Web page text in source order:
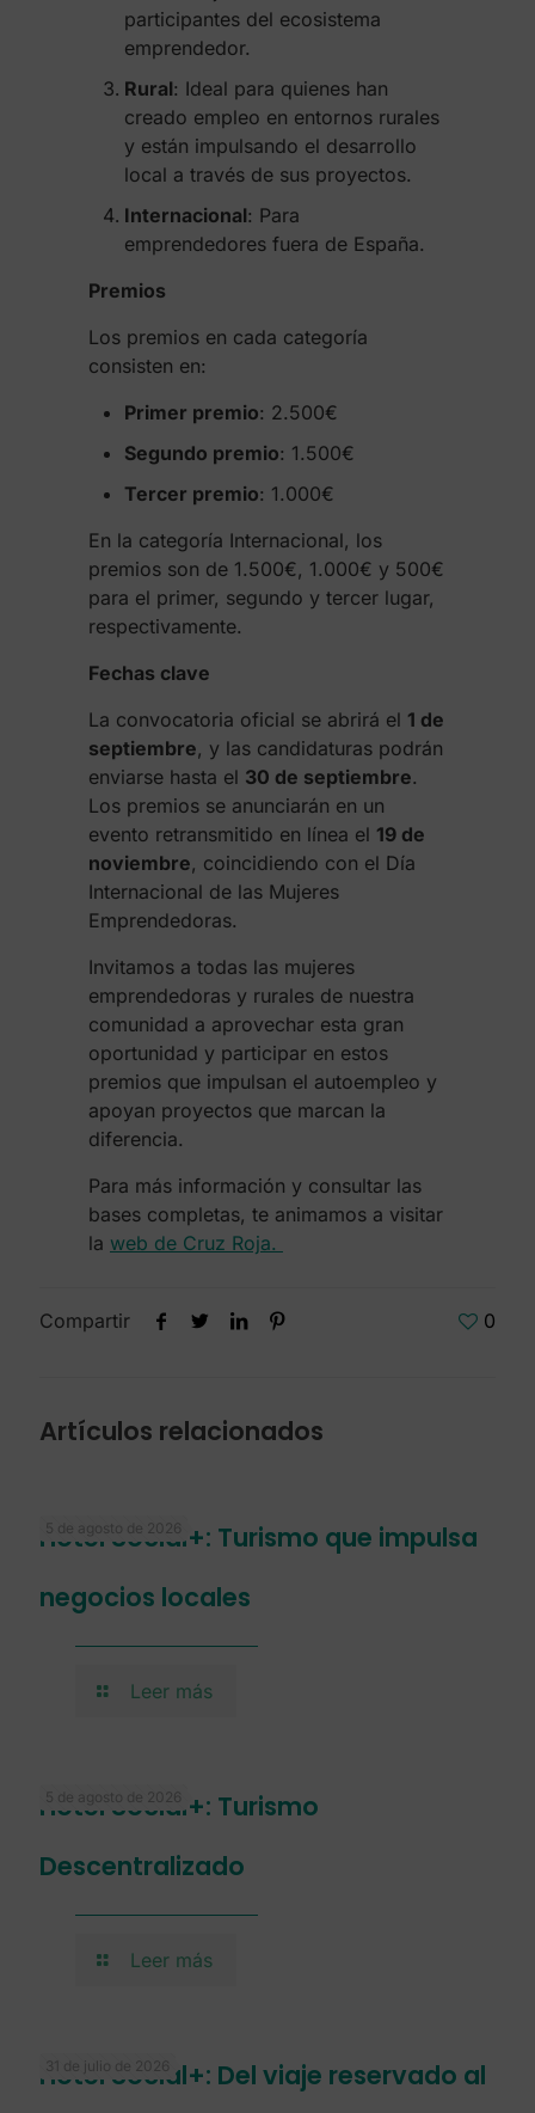
participantes del ecosistema
emprendedor.
Rural: Ideal para quienes han
creado empleo en entornos rurales
y están impulsando el desarrollo
local a través de sus proyectos.
Internacional: Para
emprendedores fuera de España.
Premios
Los premios en cada categoría
consisten en:
Primer premio: 2.500€
Segundo premio: 1.500€
Tercer premio: 1.000€
En la categoría Internacional, los
premios son de 1.500€, 1.000€ y 500€
para el primer, segundo y tercer lugar,
respectivamente.
Fechas clave
La convocatoria oficial se abrirá el 1 de
septiembre, y las candidaturas podrán
enviarse hasta el 30 de septiembre.
Los premios se anunciarán en un
evento retransmitido en línea el 19 de
noviembre, coincidiendo con el Día
Internacional de las Mujeres
Emprendedoras.
Invitamos a todas las mujeres
emprendedoras y rurales de nuestra
comunidad a aprovechar esta gran
oportunidad y participar en estos
premios que impulsan el autoempleo y
apoyan proyectos que marcan la
diferencia.
Para más información y consultar las
bases completas, te animamos a visitar
la web de Cruz Roja.
Compartir 0
Artículos relacionados
5 de agosto de 2026
Hotel Social+: Turismo que impulsa
negocios locales
Leer más
5 de agosto de 2026
Hotel Social+: Turismo
Descentralizado
Leer más
31 de julio de 2026
Hotel Social+: Del viaje reservado al